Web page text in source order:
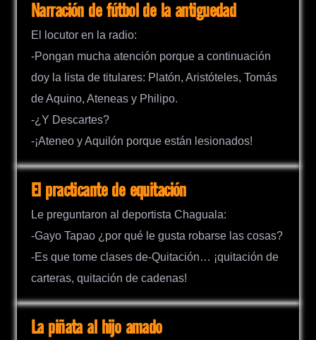
Narración de fútbol de la antiguedad
El locutor en la radio:
-Pongan mucha atención porque a continuación
doy la lista de titulares: Platón, Aristóteles, Tomás
de Aquino, Ateneas y Philipo.
-¿Y Descartes?
-¡Ateneo y Aquilón porque están lesionados!
El practicante de equitación
Le preguntaron al deportista Chaguala:
-Gayo Tapao ¿por qué le gusta robarse las cosas?
-Es que tome clases de-Quitación… ¡quitación de
carteras, quitación de cadenas!
La piñata al hijo amado